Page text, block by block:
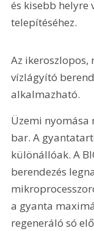
és kisebb helyre
telepítéséhez.
Az ikeroszlopos,
vízlágyító
alkalmazható.
Üzemi
bar. A
különállóak. A
berendezés
a gyanta
regeneráló só